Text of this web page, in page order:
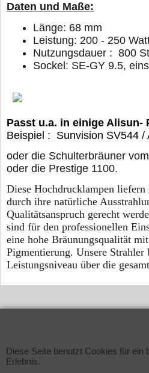
Daten und Maße:
Länge: 68 mm
Leistung: 200 - 250
Nutzungsdauer : 800
Sockel: SE-GY 9.5,
Passt u.a. in einige Alisun-
Beispiel : Sunvision SV544 /
oder die Schulterbräuner
oder die Prestige 1100.
Diese Hochdrucklampen liefern
durch ihre natürliche
Qualitätsanspruch gerecht
sind für den professionellen
eine hohe Bräunungsqualität
Pigmentierung. Unsere Strahler
Leistungsniveau über die
Diese Seite benutzt Cookies für ein
Erlebnis.